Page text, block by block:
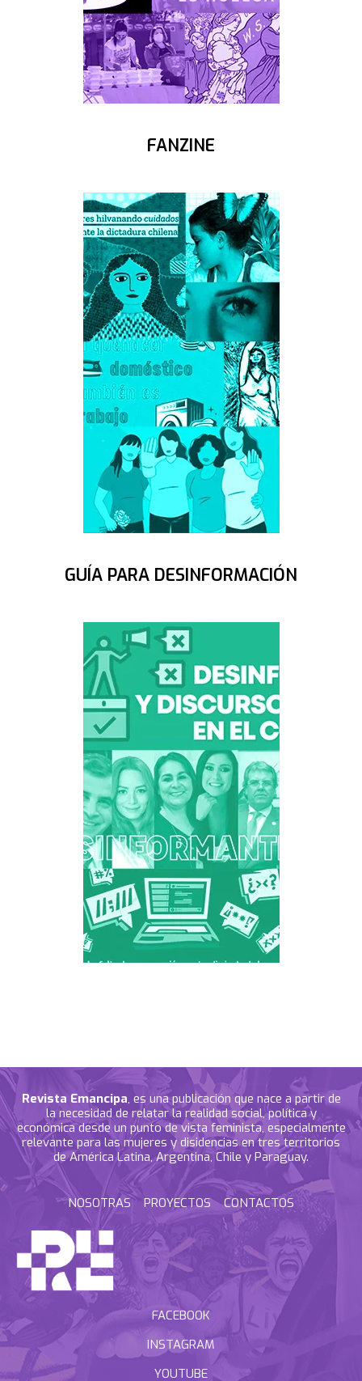
FANZINE
GUÍA PARA DESINFORMACIÓN
Revista Emancipa, es una publicación que nace a partir de
la necesidad de relatar la realidad social, política y
económica desde un punto de vista feminista, especialmente
relevante para las mujeres y disidencias en tres territorios
de América Latina, Argentina, Chile y Paraguay.
NOSOTRAS PROYECTOS CONTACTOS
FACEBOOK
INSTAGRAM
YOUTUBE